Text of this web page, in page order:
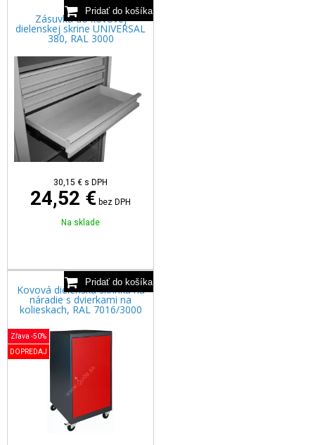
Zásuvka do kovovej
dielenskej skrine UNIVERSAL
380, RAL 3000
30,15 € s DPH
24,52 € bez DPH
Na sklade
Kovová dielenská skrinka na
náradie s dvierkami na
kolieskach, RAL 7016/3000
Zľava -50%
DOPREDAJ